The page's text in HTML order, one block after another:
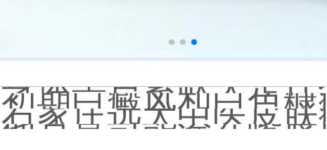
白癜风用芦可替尼乳膏
身体黑色素缺失是
初期白癜风和白色
石家庄远大中医皮肤病
他克莫司能涂在嘴
初期白癜风怎么治疗
白癜风早期是什么症